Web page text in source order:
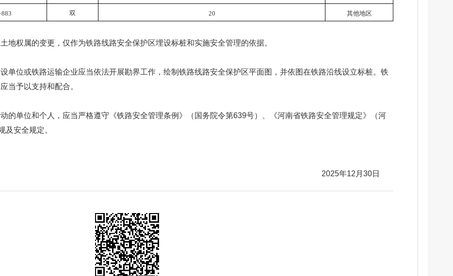
双 20 其他地区
地权属的变更，仅作为铁路线路安全保护区埋设标桩和实施安全管理的依据。
单位或铁路运输企业应当依法开展勘界工作，绘制铁路线路安全保护区平面图，并依图在铁路沿线设立标桩。铁
当予以支持和配合。
的单位和个人，应当严格遵守《铁路安全管理条例》（国务院令第639号）、《河南省铁路安全管理规定》（河
及安全规定。
2025年12月30日